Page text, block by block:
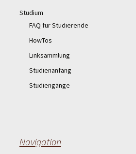
Studium
FAQ für Studierende
HowTos
Linksammlung
Studienanfang
Studiengänge
Navigation